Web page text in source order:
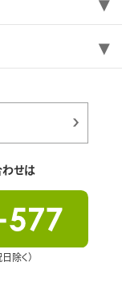
わせは
除く）